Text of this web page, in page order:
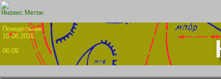
10.08.2026
06:09